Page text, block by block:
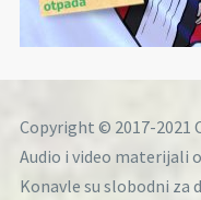
Copyright © 2017-2021
Audio i video materijali
Konavle su slobodni za